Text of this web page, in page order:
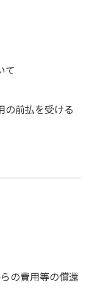
て
の前払を受ける
費用等の償還